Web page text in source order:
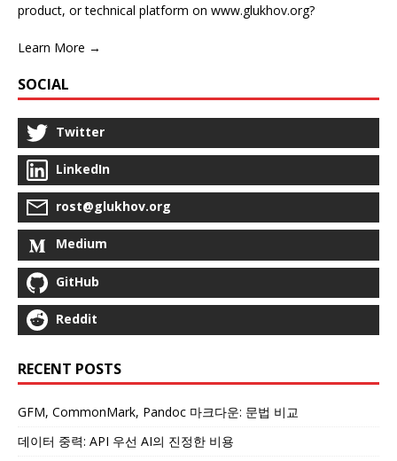
product, or technical platform on www.glukhov.org?
Learn More →
SOCIAL
Twitter
LinkedIn
rost@glukhov.org
Medium
GitHub
Reddit
RECENT POSTS
GFM, CommonMark, Pandoc 마크다운: 문법 비교
데이터 중력: API 우선 AI의 진정한 비용